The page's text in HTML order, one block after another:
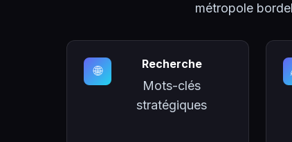
métropole
🌐 Recherche
Mots-clés
stratégiques